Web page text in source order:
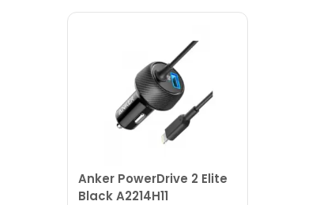
Anker PowerDrive 2 Elite
Black A2214H11